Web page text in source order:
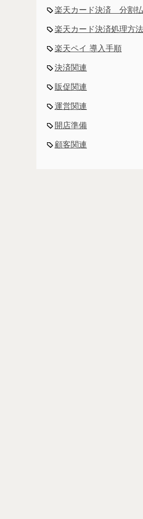
楽天カード決済 分割
楽天カード決済処理方法
楽天ペイ 導入手順
決済関連
販促関連
運営関連
開店準備
顧客関連